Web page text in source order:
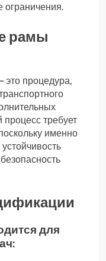
ограничения.
рамы
процедура,
требует
именно
для